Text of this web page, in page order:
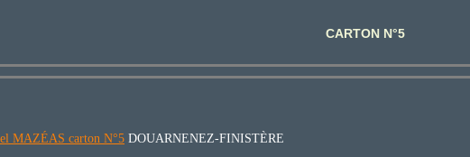
CARTON N°5
MAZÉAS carton N°5 DOUARNENEZ-FINISTÈRE